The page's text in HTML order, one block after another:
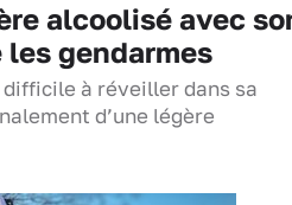
alcoolisé avec
gendarmes
à réveiller dans sa
d’une légère